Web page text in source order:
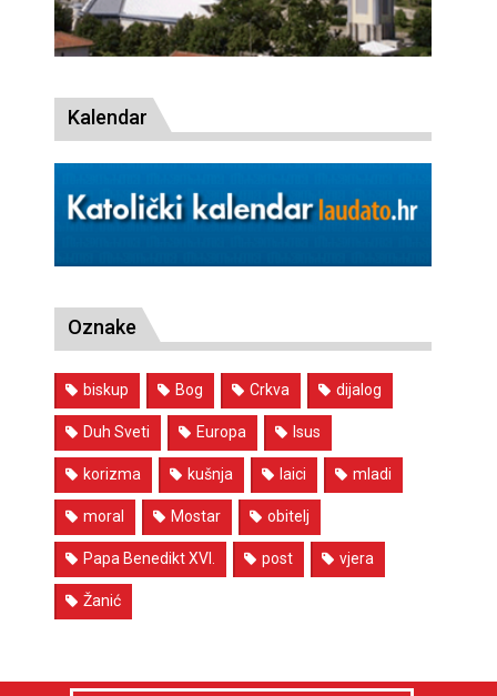
Kalendar
Oznake
biskup Bog Crkva dijalog
Duh Sveti Europa Isus
korizma kušnja laici mladi
moral Mostar obitelj
Papa Benedikt XVI. post vjera
Žanić